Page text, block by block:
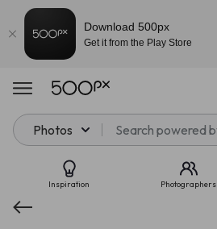
Photos
Inspiration Photographers
Download 500px
Get it from the Play Store